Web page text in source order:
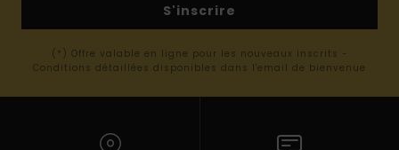
S'inscrire
(*) Offre valable en ligne pour les nouveaux inscrits -
Conditions détaillées disponibles dans l'email de bienvenue